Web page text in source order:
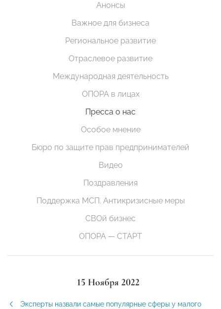
Анонсы
Важное для бизнеса
Региональное развитие
Отраслевое развитие
Международная деятельность
ОПОРА в лицах
Пресса о нас
Особое мнение
Бюро по защите прав предпринимателей
Видео
Поздравления
Поддержка МСП. Антикризисные меры
СВОй бизнес
ОПОРА — СТАРТ
15 Ноября 2022
Эксперты назвали самые популярные сферы у малого